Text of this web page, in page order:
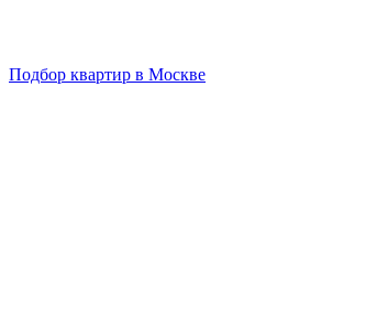
Подбор квартир в Москве